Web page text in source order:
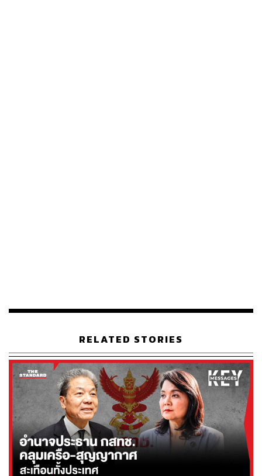
ขณะที่ มนัสส์ มานะวุฒิเวช ได้รับการเสนอชื่อเป็นประธาน
เจ้าหน้าที่บริหาร และ ชารัด เมห์โรทรา ได้รับการเสนอชื่อ
เป็นรองประธานเจ้าหน้าที่บริหาร โดย นกุล เซห์กัล และยุภา
ลีวงศ์เจริญ เป็นหัวหน้าคณะผู้บริหารด้านการเงิน (ร่วม) ใน
บริษัทใหม่
ทั้งนี้ เครือเจริญโภคภัณฑ์ และกลุ่มเทเลนอร์ กำหนดสัดส่วน
การถือหุ้นประมาณ 30% อย่างเท่าเทียมในบริษัทใหม่
RELATED STORIES